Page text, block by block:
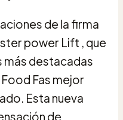
de la firma
power Lift , que
más destacadas
Fas mejor
Esta nueva
de